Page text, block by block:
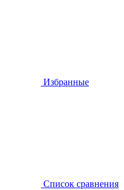
Избранные
Список сравнения